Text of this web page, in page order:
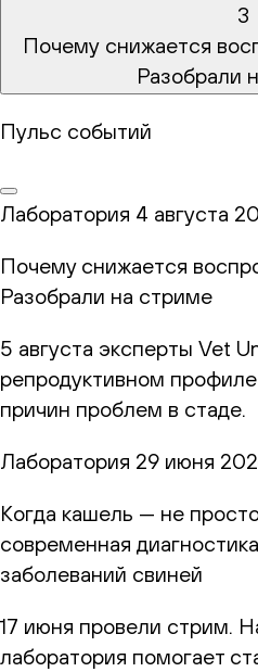
3
Почему снижается
Разобрали
Пульс событий
Лаборатория 4 августа
Почему снижается
Разобрали на стриме
5 августа эксперты Vet
репродуктивном
причин проблем в стаде.
Лаборатория 29 июня
Когда кашель — не
современная
заболеваний свиней
17 июня провели стрим.
лаборатория помогает